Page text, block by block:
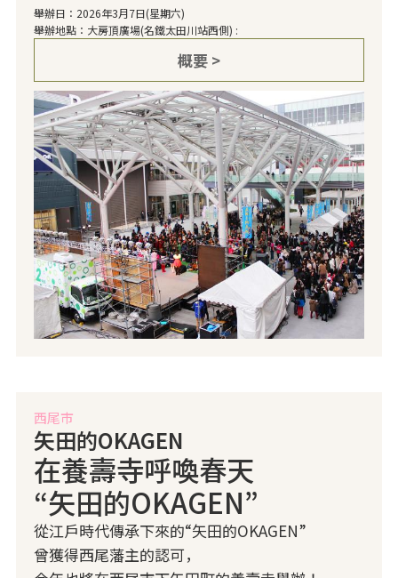
舉辦日：2026年3月7日(星期六)
舉辦地點：大房頂廣場(名鐵太田川站西側) :
概要 >
西尾市
矢田的OKAGEN
在養壽寺呼喚春天
“矢田的OKAGEN”
從江戶時代傳承下來的“矢田的OKAGEN”
曾獲得西尾藩主的認可，